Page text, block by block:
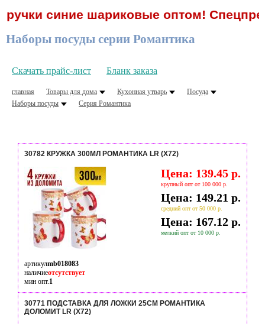
синие шариковые оптом!
Наборы посуды серии Романтика
Скачать прайс-лист Бланк заказа
главная Товары для дома Кухонная утварь
Посуда
Наборы посуды
Серия Романтика
30782 КРУЖКА 300МЛ РОМАНТИКА LR (Х72)
Цена: 139.45 р.
крупный опт от 100 000 р.
Цена: 149.21 р.
средний опт от 50 000 р.
Цена: 167.12 р.
мелкий опт от 10 000 р.
артикулmb018083
наличиеотсутствует
мин опт.1
30771 ПОДСТАВКА ДЛЯ ЛОЖКИ 25СМ РОМАНТИКА
ДОЛОМИТ LR (Х72)